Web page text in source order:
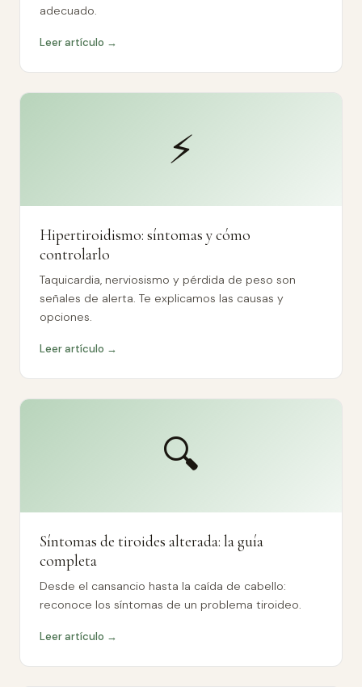
adecuado.
Leer artículo →
⚡
Hipertiroidismo: síntomas y cómo
controlarlo
Taquicardia, nerviosismo y pérdida de peso son
señales de alerta. Te explicamos las causas y
opciones.
Leer artículo →
🔍
Síntomas de tiroides alterada: la guía
completa
Desde el cansancio hasta la caída de cabello:
reconoce los síntomas de un problema tiroideo.
Leer artículo →